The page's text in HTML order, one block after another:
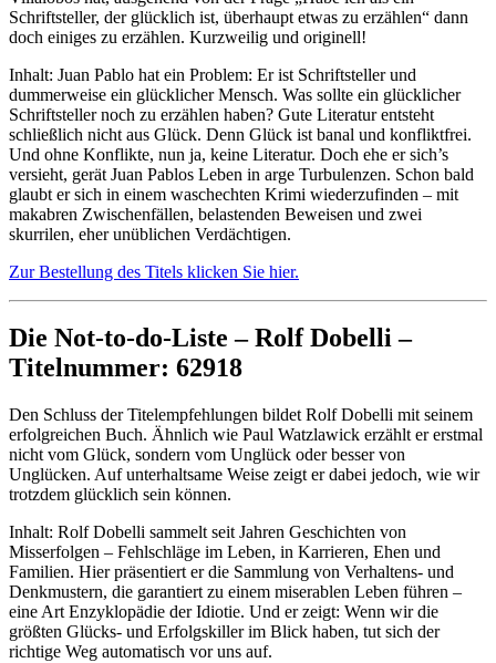
Schriftsteller, der glücklich ist, überhaupt etwas zu erzählen“ dann
doch einiges zu erzählen. Kurzweilig und originell!
Inhalt: Juan Pablo hat ein Problem: Er ist Schriftsteller und
dummerweise ein glücklicher Mensch. Was sollte ein glücklicher
Schriftsteller noch zu erzählen haben? Gute Literatur entsteht
schließlich nicht aus Glück. Denn Glück ist banal und konfliktfrei.
Und ohne Konflikte, nun ja, keine Literatur. Doch ehe er sich’s
versieht, gerät Juan Pablos Leben in arge Turbulenzen. Schon bald
glaubt er sich in einem waschechten Krimi wiederzufinden – mit
makabren Zwischenfällen, belastenden Beweisen und zwei
skurrilen, eher unüblichen Verdächtigen.
Zur Bestellung des Titels klicken Sie hier.
Die Not-to-do-Liste – Rolf Dobelli –
Titelnummer: 62918
Den Schluss der Titelempfehlungen bildet Rolf Dobelli mit seinem
erfolgreichen Buch. Ähnlich wie Paul Watzlawick erzählt er erstmal
nicht vom Glück, sondern vom Unglück oder besser von
Unglücken. Auf unterhaltsame Weise zeigt er dabei jedoch, wie wir
trotzdem glücklich sein können.
Inhalt: Rolf Dobelli sammelt seit Jahren Geschichten von
Misserfolgen – Fehlschläge im Leben, in Karrieren, Ehen und
Familien. Hier präsentiert er die Sammlung von Verhaltens- und
Denkmustern, die garantiert zu einem miserablen Leben führen –
eine Art Enzyklopädie der Idiotie. Und er zeigt: Wenn wir die
größten Glücks- und Erfolgskiller im Blick haben, tut sich der
richtige Weg automatisch vor uns auf.